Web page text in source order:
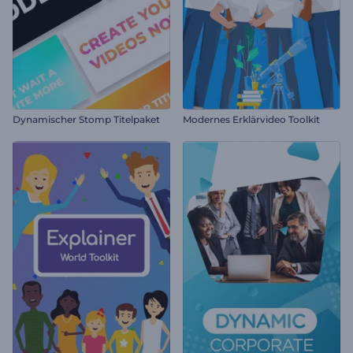
Dynamischer Stomp Titelpaket Modernes Erklärvideo Toolkit